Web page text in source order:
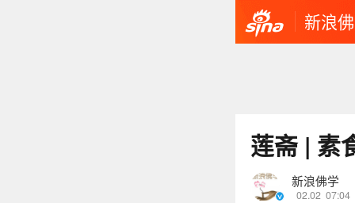
新浪
莲斋 | 素
新浪佛学
02.02 07:04